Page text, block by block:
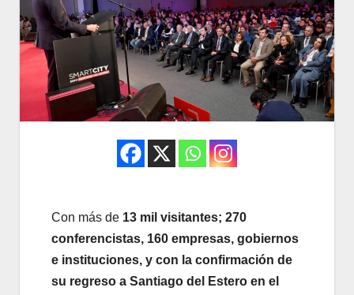
Con más de 13 mil visitantes; 270
conferencistas, 160 empresas, gobiernos
e instituciones, y con la confirmación de
su regreso a Santiago del Estero en el